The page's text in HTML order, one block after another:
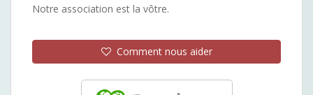
Notre association est la vôtre.
Comment nous aider